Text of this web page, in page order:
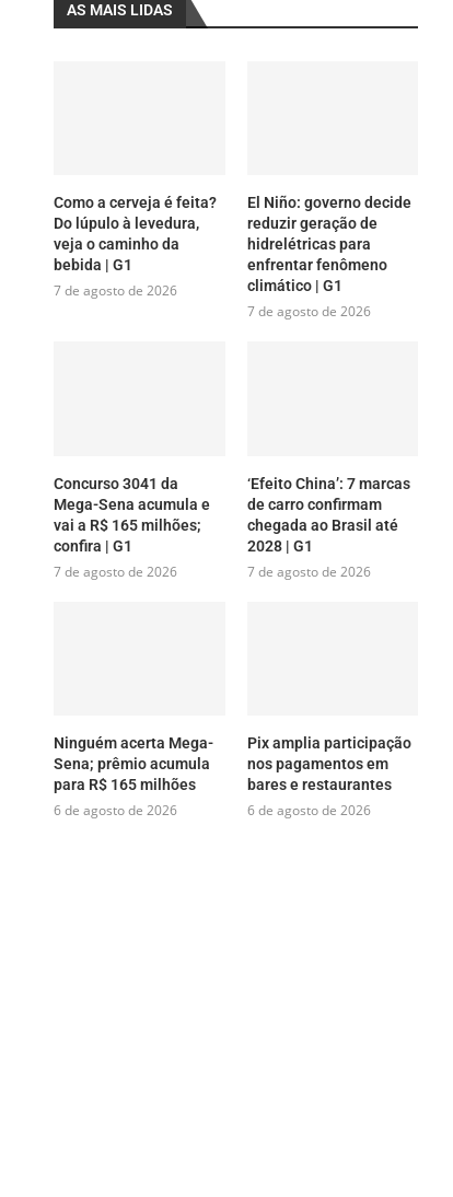
AS MAIS LIDAS
Como a cerveja é feita?
Do lúpulo à levedura,
veja o caminho da
bebida | G1
7 de agosto de 2026
El Niño: governo decide
reduzir geração de
hidrelétricas para
enfrentar fenômeno
climático | G1
7 de agosto de 2026
Concurso 3041 da
Mega-Sena acumula e
vai a R$ 165 milhões;
confira | G1
7 de agosto de 2026
‘Efeito China’: 7 marcas
de carro confirmam
chegada ao Brasil até
2028 | G1
7 de agosto de 2026
Ninguém acerta Mega-
Sena; prêmio acumula
para R$ 165 milhões
6 de agosto de 2026
Pix amplia participação
nos pagamentos em
bares e restaurantes
6 de agosto de 2026